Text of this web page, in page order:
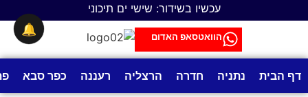
עכשיו בשידור: שישי ים תיכוני
הוואטסאפ האדום
דף הבית נתניה חדרה הרצליה רעננה כפר סבא
🔔